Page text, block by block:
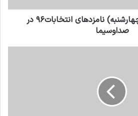
برنامه‌های امروز (چهارشنبه) نامزدهای انتخابات۹۶ در
صداوسیما